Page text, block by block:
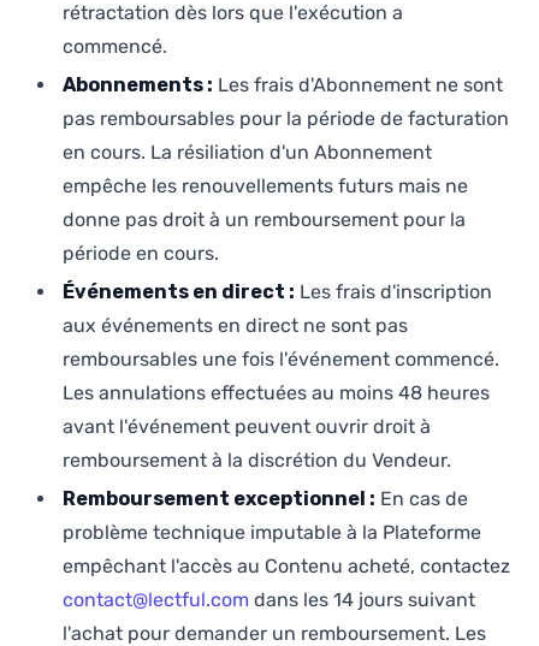
rétractation dès lors que l'exécution a
commencé.
Abonnements : Les frais d'Abonnement ne sont
pas remboursables pour la période de facturation
en cours. La résiliation d'un Abonnement
empêche les renouvellements futurs mais ne
donne pas droit à un remboursement pour la
période en cours.
Événements en direct : Les frais d'inscription
aux événements en direct ne sont pas
remboursables une fois l'événement commencé.
Les annulations effectuées au moins 48 heures
avant l'événement peuvent ouvrir droit à
remboursement à la discrétion du Vendeur.
Remboursement exceptionnel : En cas de
problème technique imputable à la Plateforme
empêchant l'accès au Contenu acheté, contactez
contact@lectful.com dans les 14 jours suivant
l'achat pour demander un remboursement. Les